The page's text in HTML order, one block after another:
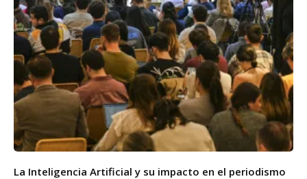
La Inteligencia Artificial y su impacto en el periodismo